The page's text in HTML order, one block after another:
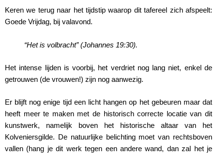
Keren we terug naar het tijdstip waarop dit tafereel zich afspeelt:
Goede Vrijdag, bij valavond.
“Het is volbracht” (Johannes 19:30).
Het intense lijden is voorbij, het verdriet nog lang niet, enkel de
getrouwen (de vrouwen!) zijn nog aanwezig.
Er blijft nog enige tijd een licht hangen op het gebeuren maar dat
heeft meer te maken met de historisch correcte locatie van dit
kunstwerk, namelijk boven het historische altaar van het
Kolveniersgilde. De natuurlijke belichting moet van rechtsboven
vallen (hang je dit werk tegen een andere wand, dan zal het je